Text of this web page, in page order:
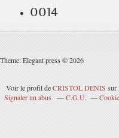
0014
Theme: Elegant press © 2026
Voir le profil deCRISTOL DENIS sur
Signaler un abus
C.G.U.